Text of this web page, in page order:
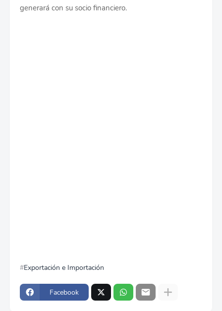
generará con su socio financiero.
Exportación e Importación
Facebook